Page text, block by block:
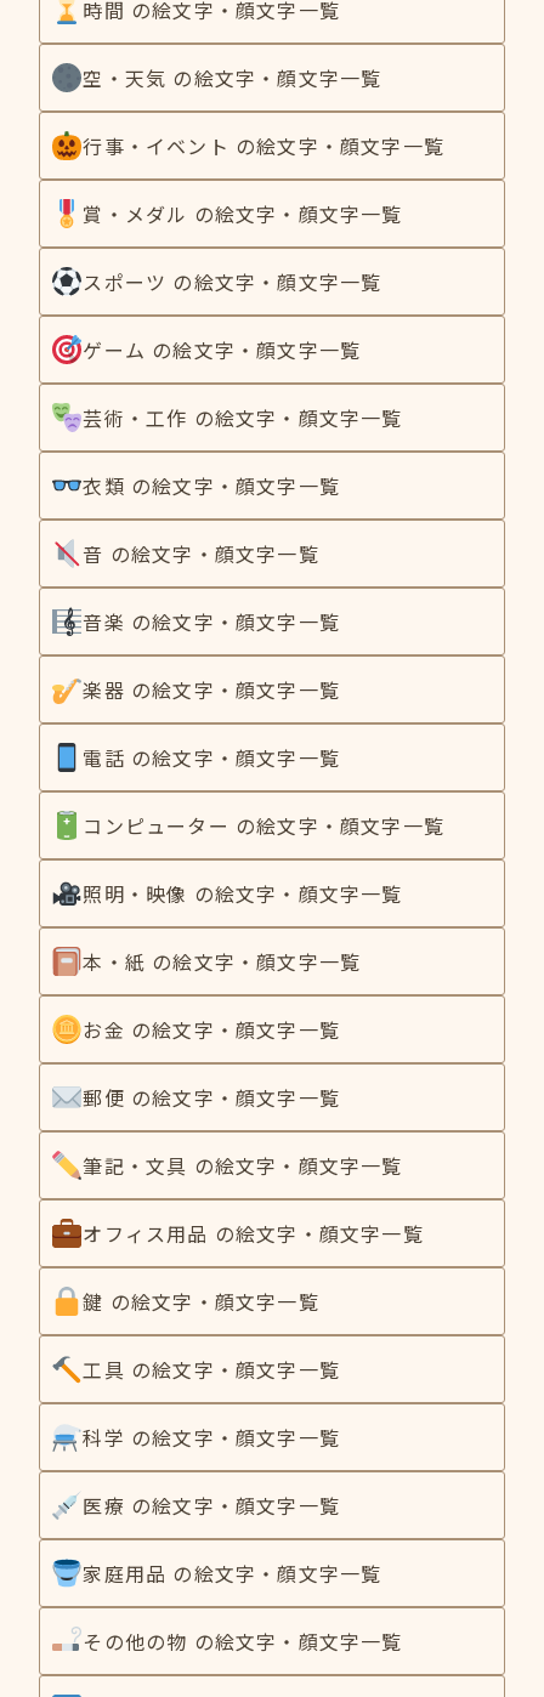
時間 の絵文字・顔文字一覧
空・天気 の絵文字・顔文字一覧
行事・イベント の絵文字・顔文字一覧
賞・メダル の絵文字・顔文字一覧
スポーツ の絵文字・顔文字一覧
ゲーム の絵文字・顔文字一覧
芸術・工作 の絵文字・顔文字一覧
衣類 の絵文字・顔文字一覧
音 の絵文字・顔文字一覧
音楽 の絵文字・顔文字一覧
楽器 の絵文字・顔文字一覧
電話 の絵文字・顔文字一覧
コンピューター の絵文字・顔文字一覧
照明・映像 の絵文字・顔文字一覧
本・紙 の絵文字・顔文字一覧
お金 の絵文字・顔文字一覧
郵便 の絵文字・顔文字一覧
筆記・文具 の絵文字・顔文字一覧
オフィス用品 の絵文字・顔文字一覧
鍵 の絵文字・顔文字一覧
工具 の絵文字・顔文字一覧
科学 の絵文字・顔文字一覧
医療 の絵文字・顔文字一覧
家庭用品 の絵文字・顔文字一覧
その他の物 の絵文字・顔文字一覧